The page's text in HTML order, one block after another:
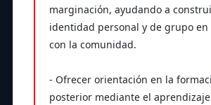
marginación, ayudando a
identidad personal y de grupo en
con la comunidad.
- Ofrecer orientación en la
posterior mediante el